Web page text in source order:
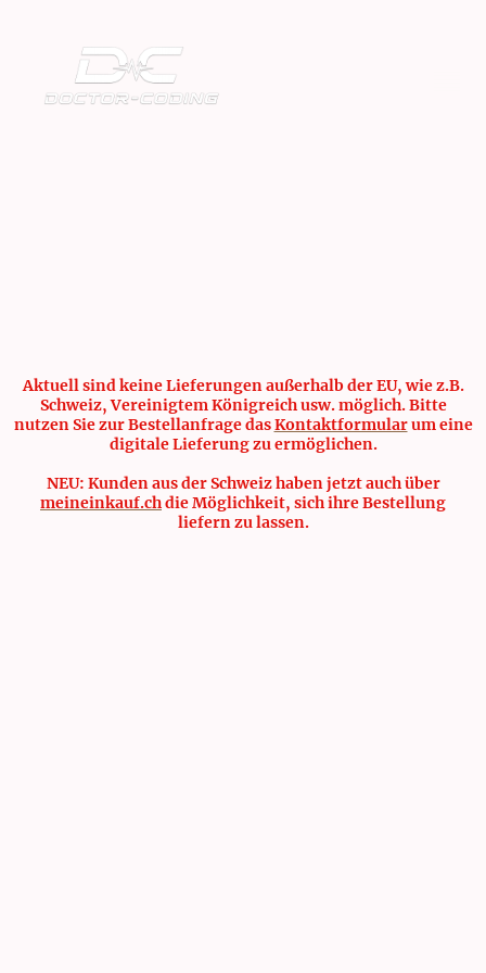
Aktuell sind keine Lieferungen außerhalb der EU, wie z.B.
Schweiz, Vereinigtem Königreich usw. möglich. Bitte
nutzen Sie zur Bestellanfrage dasKontaktformularum eine
digitale Lieferung zu ermöglichen.
NEU: Kunden aus der Schweiz haben jetzt auch über
meineinkauf.chdie Möglichkeit, sich ihre Bestellung
liefern zu lassen.